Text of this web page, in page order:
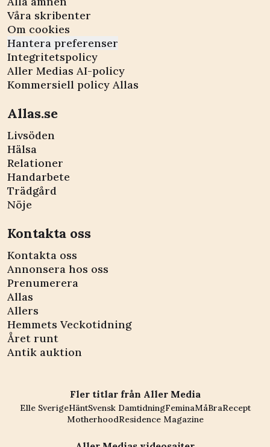
Våra skribenter
Om cookies
Hantera preferenser
Integritetspolicy
Aller Medias AI-policy
Kommersiell policy Allas
Allas.se
Livsöden
Hälsa
Relationer
Handarbete
Trädgård
Nöje
Kontakta oss
Kontakta oss
Annonsera hos oss
Prenumerera
Allas
Allers
Hemmets Veckotidning
Året runt
Antik auktion
Fler titlar från Aller Media
Elle SverigeHäntSvensk DamtidningFeminaMåBraRecept
MotherhoodResidence Magazine